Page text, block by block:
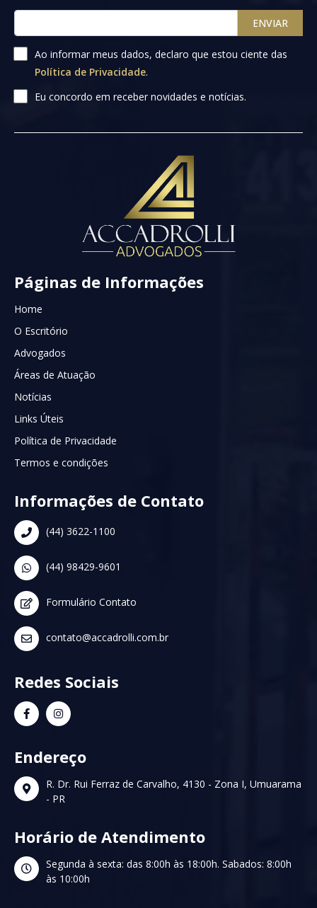
ENVIAR
Ao informar meus dados, declaro que estou ciente das
Política de Privacidade.
Eu concordo em receber novidades e notícias.
Páginas de Informações
Home
O Escritório
Advogados
Áreas de Atuação
Notícias
Links Úteis
Política de Privacidade
Termos e condições
Informações de Contato
(44) 3622-1100
(44) 98429-9601
Formulário Contato
contato@accadrolli.com.br
Redes Sociais
Endereço
R. Dr. Rui Ferraz de Carvalho, 4130 - Zona I, Umuarama
- PR
Horário de Atendimento
Segunda à sexta: das 8:00h às 18:00h. Sabados: 8:00h
às 10:00h